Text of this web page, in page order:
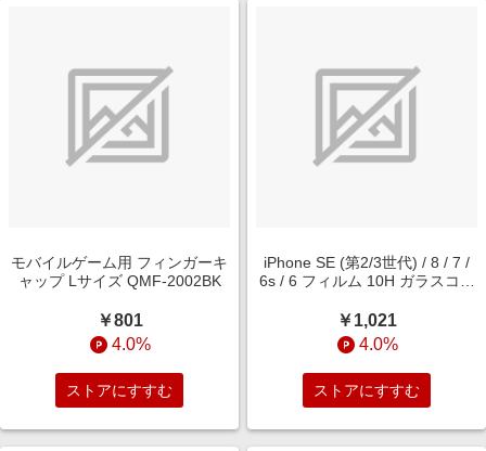
モバイルゲーム用 フィンガーキ
ャップ Lサイズ QMF-2002BK
￥801
4.0%
ストアにすすむ
iPhone SE (第2/3世代) / 8 / 7 /
6s / 6 フィルム 10H ガラスコー
光沢 RT-P35FT/V12
￥1,021
4.0%
ストアにすすむ